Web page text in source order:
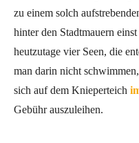
zu einem solch
hinter den Stadtmauern
heutzutage vier Seen, die
man darin nicht
sich auf dem Knieperteich
Gebühr auszuleihen.